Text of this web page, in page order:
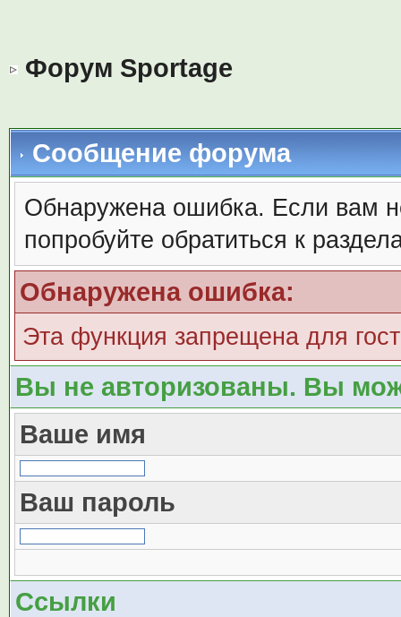
Форум Sportage
Сообщение форума
Обнаружена ошибка. Если вам
попробуйте обратиться к
Обнаружена ошибка:
Эта функция запрещена для
Вы не авторизованы. Вы
Ваше имя
Ваш пароль
Ссылки